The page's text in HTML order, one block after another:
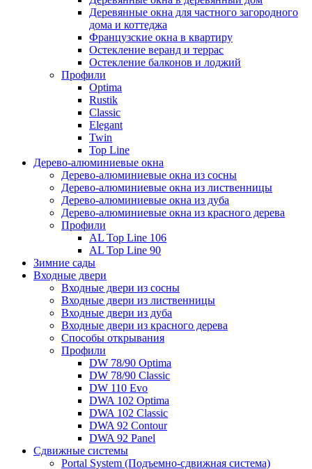
Деревянные окна для частного загородного
дома и коттеджа
Французские окна в квартиру
Остекление веранд и террас
Остекление балконов и лоджий
Профили
Optima
Rustik
Classic
Elegant
Twin
Top Line
Дерево-алюминиевые окна
Дерево-алюминиевые окна из сосны
Дерево-алюминиевые окна из лиственницы
Дерево-алюминиевые окна из дуба
Дерево-алюминиевые окна из красного дерева
Профили
AL Top Line 106
AL Top Line 90
Зимние сады
Входные двери
Входные двери из сосны
Входные двери из лиственницы
Входные двери из дуба
Входные двери из красного дерева
Способы открывания
Профили
DW 78/90 Optima
DW 78/90 Classic
DW 110 Evo
DWA 102 Optima
DWA 102 Classic
DWA 92 Contour
DWA 92 Panel
Сдвижные системы
Portal System (Подъемно-сдвижная система)